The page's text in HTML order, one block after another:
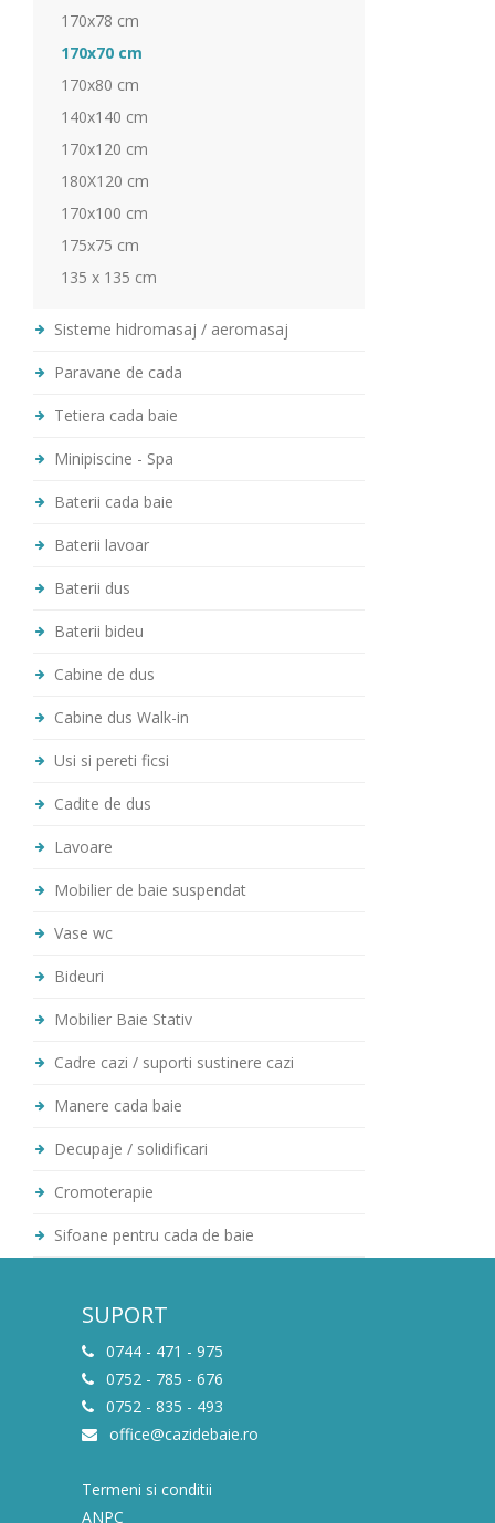
170x78 cm
170x70 cm
170x80 cm
140x140 cm
170x120 cm
180X120 cm
170x100 cm
175x75 cm
135 x 135 cm
Sisteme hidromasaj / aeromasaj
Paravane de cada
Tetiera cada baie
Minipiscine - Spa
Baterii cada baie
Baterii lavoar
Baterii dus
Baterii bideu
Cabine de dus
Cabine dus Walk-in
Usi si pereti ficsi
Cadite de dus
Lavoare
Mobilier de baie suspendat
Vase wc
Bideuri
Mobilier Baie Stativ
Cadre cazi / suporti sustinere cazi
Manere cada baie
Decupaje / solidificari
Cromoterapie
Sifoane pentru cada de baie
SUPORT
0744 - 471 - 975
0752 - 785 - 676
0752 - 835 - 493
office@cazidebaie.ro
Termeni si conditii
ANPC